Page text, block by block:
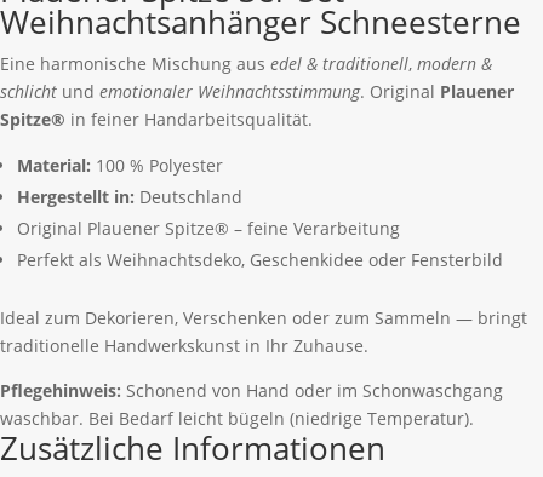
Weihnachtsanhänger Schneesterne
Eine harmonische Mischung aus edel & traditionell, modern &
schlicht und emotionaler Weihnachtsstimmung. Original Plauener
Spitze® in feiner Handarbeitsqualität.
Material: 100 % Polyester
Hergestellt in: Deutschland
Original Plauener Spitze® – feine Verarbeitung
Perfekt als Weihnachtsdeko, Geschenkidee oder Fensterbild
Ideal zum Dekorieren, Verschenken oder zum Sammeln — bringt
traditionelle Handwerkskunst in Ihr Zuhause.
Pflegehinweis: Schonend von Hand oder im Schonwaschgang
waschbar. Bei Bedarf leicht bügeln (niedrige Temperatur).
Zusätzliche Informationen